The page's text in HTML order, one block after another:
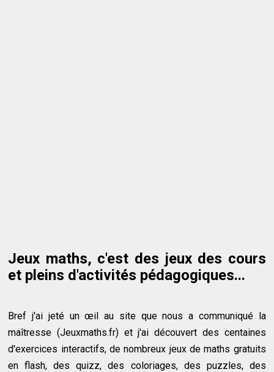
Jeux maths, c'est des jeux des cours
et pleins d'activités pédagogiques...
Bref j'ai jeté un œil au site que nous a communiqué la
maîtresse (Jeuxmaths.fr) et j'ai découvert des centaines
d'exercices interactifs, de nombreux jeux de maths gratuits
en flash, des quizz, des coloriages, des puzzles, des